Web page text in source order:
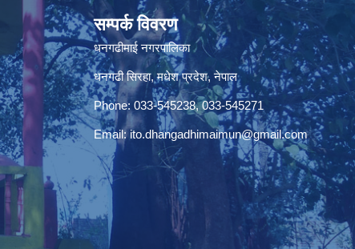
सम्पर्क विवरण
धनगढीमाई नगरपालिका
धनगढी सिरहा, मधेश प्रदेश, नेपाल
Phone: 033-545238, 033-545271
Email:ito.dhangadhimaimun@gmail.com